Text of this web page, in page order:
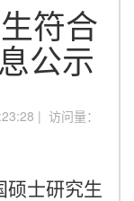
符合
公示
| 访问量：
硕士研究生